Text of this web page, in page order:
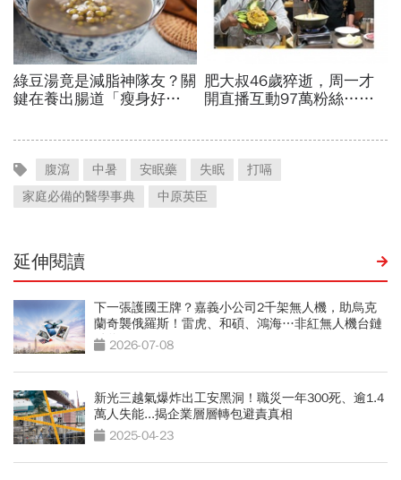
腹瀉 中暑 安眠藥 失眠
打嗝
家庭必備的醫學事典
中原英臣
延伸閱讀
下一張護國王牌？嘉義小公司2千架無人機，助烏克
蘭奇襲俄羅斯！雷虎、和碩、鴻海…非紅無人機台鏈
點將2026-07-08
新光三越氣爆炸出工安黑洞！職災一年300死、逾1.4
萬人失能...揭企業層層轉包避責真相
2025-04-23